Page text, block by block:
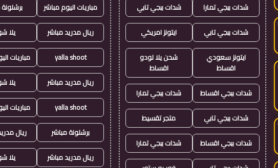
شدات ببجي تمارا شدات ببجي تابي
شدات ببجي تابي ايتونز امريكي
ايتونز سعودي
اقساط
شحن يلا لودو
اقساط
شدات ببجي اقساط شدات ببجي تمارا
شدات ببجي تابي متجر تقسيط
شدات ببجي اقساط شدات ببجي تمارا
مباريات اليوم مباشر
ريال مدريد مباشر يلا
yalla shoot مباريات
ريال مدريد مباشر يلا
yalla shoot مباريات
برشلونة مباشر ريال
ريال مدريد مباشر يلا